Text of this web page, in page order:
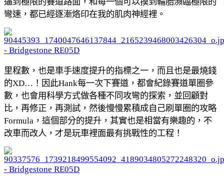
彎速，都已經逐漸烙印在我的肌肉神經裡。
里程數，也是車手速度提升的指標之一，而且也是最燒錢
的XD…！因此Hank每一次下賽道，都會紀錄賽道單圈參
數，也會用科學方式做各種不同攻彎的探索，並回顧對
比，再修正，再測試，然後慢慢累積成自己刷單圈的攻略
Formula，這個部分的提升，其實也是相當有樂趣的，不
改車而改人，才是玩車裡面最有挑戰性的工程！